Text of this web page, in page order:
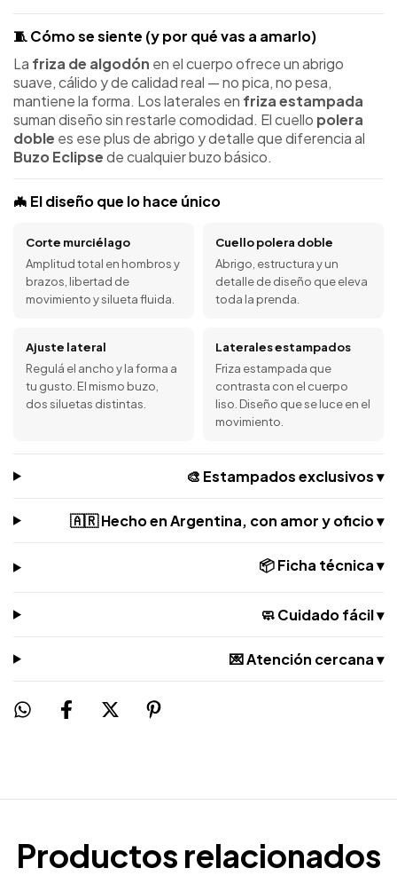
🧵 Cómo se siente (y por qué vas a amarlo)
La friza de algodón en el cuerpo ofrece un abrigo
suave, cálido y de calidad real — no pica, no pesa,
mantiene la forma. Los laterales en friza estampada
suman diseño sin restarle comodidad. El cuello polera
doble es ese plus de abrigo y detalle que diferencia al
Buzo Eclipsede cualquier buzo básico.
🦇 El diseño que lo hace único
Corte murciélago
Amplitud total en hombros y
brazos, libertad de
movimiento y silueta fluida.
Cuello polera doble
Abrigo, estructura y un
detalle de diseño que eleva
toda la prenda.
Ajuste lateral
Regulá el ancho y la forma a
tu gusto. El mismo buzo,
dos siluetas distintas.
Laterales estampados
Friza estampada que
contrasta con el cuerpo
liso. Diseño que se luce en el
movimiento.
🎨 Estampados exclusivos ▾
🇦🇷 Hecho en Argentina, con amor y oficio ▾
📦 Ficha técnica ▾
🧼 Cuidado fácil ▾
💌 Atención cercana ▾
Productos relacionados